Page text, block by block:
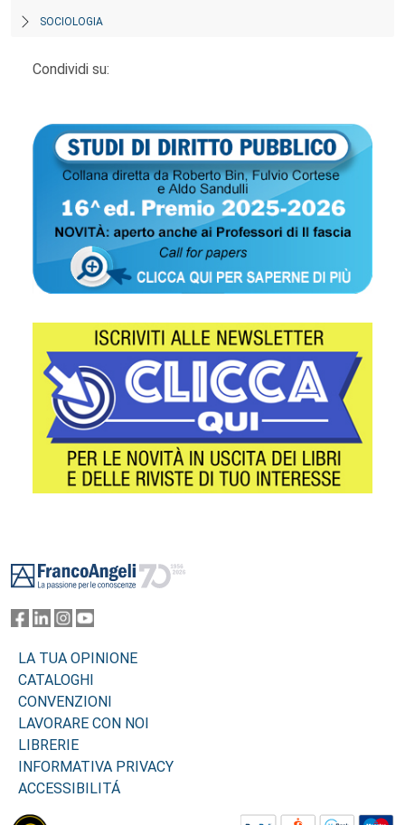
SOCIOLOGIA
Condividi su:
LA TUA OPINIONE
CATALOGHI
CONVENZIONI
LAVORARE CON NOI
LIBRERIE
INFORMATIVA PRIVACY
ACCESSIBILITÁ